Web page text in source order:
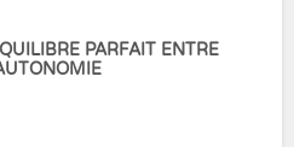
PARFAIT ENTRE